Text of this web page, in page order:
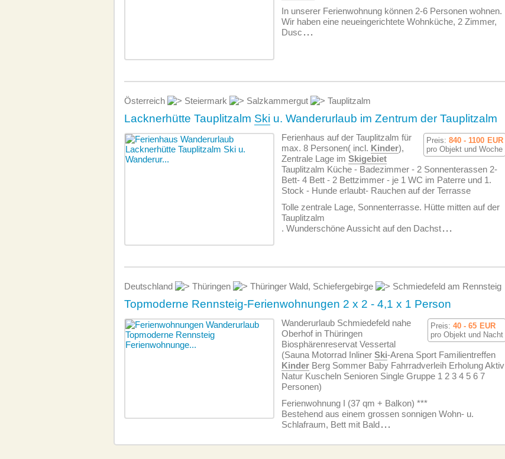
In unserer Ferien­wohnung können 2-6 Personen wohnen.
Wir haben eine neueingerichtete Wohnküche, 2 Zimmer,
Dusc ...
Österreich Steiermark Salzkammergut Tauplitzalm
Lacknerhütte Tauplitzalm Ski u. Wanderurlaub im Zentrum der Tauplitzalm
Preis: 840 - 1100 EUR
pro Objekt und Woche
Ferienhaus auf der Tauplitzalm für
max. 8 Personen( incl. Kinder),
Zentrale Lage im Skigebiet
Tauplitzalm Küche - Badezimmer - 2 Sonnenterassen 2-
Bett- 4 Bett - 2 Bettzimmer - je 1 WC im Paterre und 1.
Stock - Hunde erlaubt- Rauchen auf der Terrasse
Tolle zentrale Lage, Sonnenterrasse. Hütte mitten auf der
Tauplitzalm
. Wunderschöne Aussicht auf den Dachst...
Deutschland Thüringen Thüringer Wald, Schiefergebirge Schmiedefeld am Rennsteig
Topmoderne Rennsteig-Ferienwohnungen 2 x 2 - 4,1 x 1 Person
Preis: 40 - 65 EUR
pro Objekt und Nacht
Wanderurlaub Schmiedefeld nahe
Oberhof in Thüringen
Biosphärenreservat Vessertal
(Sauna Motorrad Inliner Ski-Arena Sport Familientreffen
Kinder Berg Sommer Baby Fahrradverleih Erholung Aktiv
Natur Kuscheln Senioren Single Gruppe 1 2 3 4 5 6 7
Personen)
Ferien­wohnung I (37 qm + Balkon) ***
Bestehend aus einem grossen sonnigen Wohn- u.
Schlafraum, Bett mit Bald...